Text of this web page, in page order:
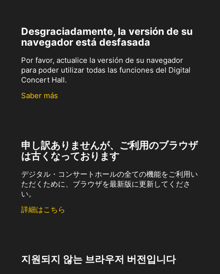
Desgraciadamente, la versión de su
navegador está desfasada
Por favor, actualice la versión de su navegador
para poder utilizar todas las funciones del Digital
Concert Hall.
Saber más
申し訳ありませんが、ご利用のブラウザ
は古くなっております
デジタル・コンサートホールの全ての機能をご利用い
ただくために、ブラウザを最新版に更新してくださ
い。
詳細はこちら
지원되지 않는 브라우저 버전입니다